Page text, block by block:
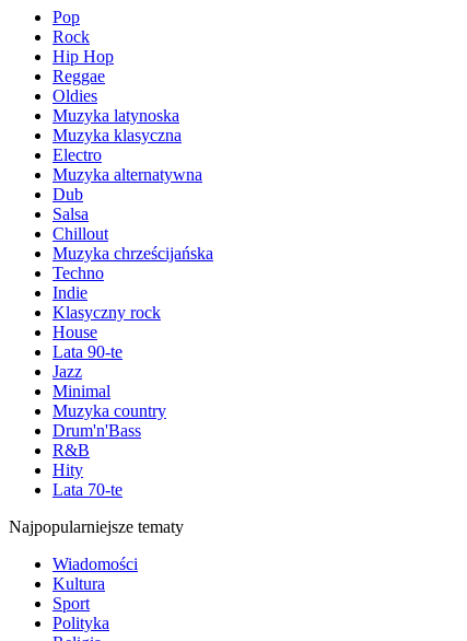
Pop
Rock
Hip Hop
Reggae
Oldies
Muzyka latynoska
Muzyka klasyczna
Electro
Muzyka alternatywna
Dub
Salsa
Chillout
Muzyka chrześcijańska
Techno
Indie
Klasyczny rock
House
Lata 90-te
Jazz
Minimal
Muzyka country
Drum'n'Bass
R&B
Hity
Lata 70-te
Najpopularniejsze tematy
Wiadomości
Kultura
Sport
Polityka